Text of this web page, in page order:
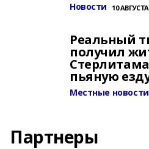
Новости 10 АВГУСТА
Реальный
получил
пьяную
Местные новости
Партнеры